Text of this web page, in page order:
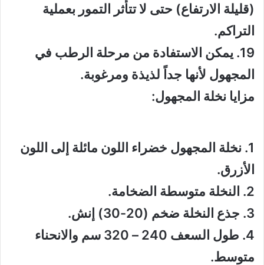
(قليلة الارتفاع) حتى لا تتأثر التمور بعملية
التراكم.
19. يمكن الاستفادة من مرحلة الرطب في
المجهول لأنها جداً لذيذة ومرغوبة.
مزايا نخلة المجهول:
1. نخلة المجهول خضراء اللون مائلة إلى اللون
الأزرق.
2. النخلة متوسطة الضخامة.
3. جذع النخلة ضخم (20-30) إنش.
4. طول السعف 240 – 320 سم والانحناء
متوسط.